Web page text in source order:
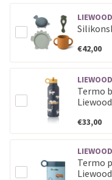
Sve banke
Sve banke
ECC
LIEWOOD
€42,00
LIEWOOD
Termo
Liewood
€33,00
LIEWOOD
Termo
Liewood